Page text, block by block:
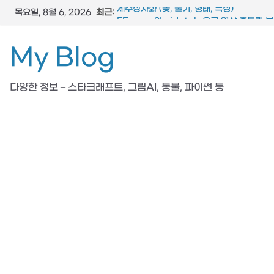
목요일, 8월 6, 2026 최근: 제주상사화 (꽃, 줄기, 형태, 특징)
My Blog
다양한 정보 – 스타크래프트, 그림AI, 동물, 파이썬 등